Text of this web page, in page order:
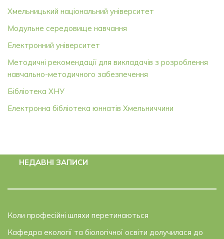
Хмельницький національний університет
Модульне середовище навчання
Електронний університет
Методичні рекомендації для викладачів з розроблення
навчально-методичного забезпечення
Бібліотека ХНУ
Електронна бібліотека юннатів Хмельниччини
НЕДАВНІ ЗАПИСИ
Коли професійні шляхи перетинаються
Кафедра екології та біологічної освіти долучилася до